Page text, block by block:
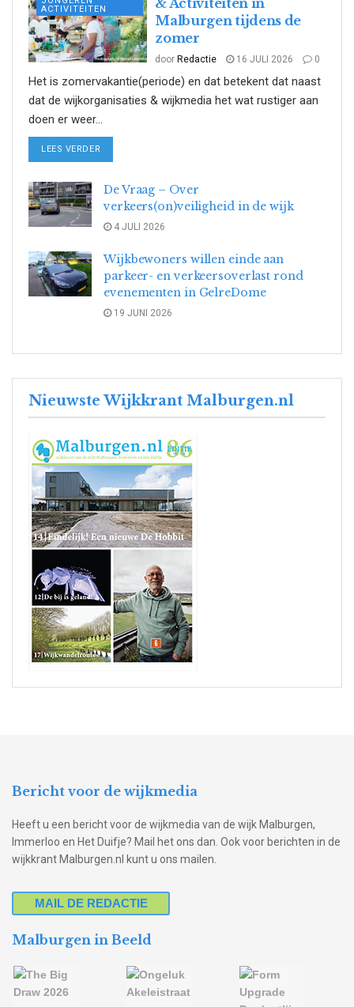
ACTIVITEITEN
& Activiteiten in
Malburgen tijdens de
zomer
door Redactie 16 JULI 2026 0
Het is zomervakantie(periode) en dat betekent dat naast
dat de wijkorganisaties & wijkmedia het wat rustiger aan
doen er weer...
LEES VERDER
De Vraag – Over
verkeers(on)veiligheid in de wijk
4 JULI 2026
Wijkbewoners willen einde aan
parkeer- en verkeersoverlast rond
evenementen in GelreDome
19 JUNI 2026
Nieuwste Wijkkrant Malburgen.nl
Bericht voor de wijkmedia
Heeft u een bericht voor de wijkmedia van de wijk Malburgen,
Immerloo en Het Duifje? Mail het ons dan. Ook voor berichten in de
wijkkrant Malburgen.nl kunt u ons mailen.
MAIL DE REDACTIE
Malburgen in Beeld